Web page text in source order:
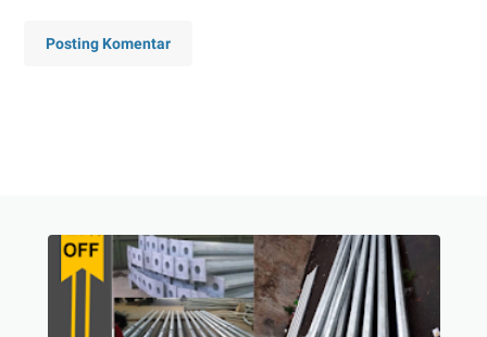
Posting Komentar